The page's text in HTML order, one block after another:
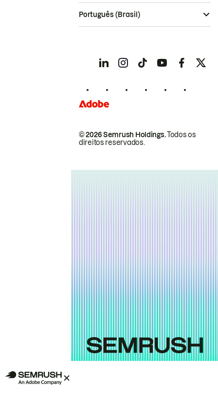
© 2026 Semrush Holdings.Todos os
direitos reservados.
Português (Brasil)